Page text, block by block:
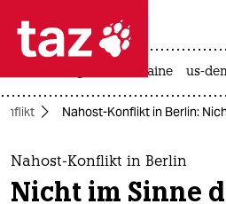
 taz zahl ich
taz zahl ich
themen
krieg in der ukraine us-
Nahost-Konflikt in Berlin:
Nahost-Konflikt in Berlin
Nicht im Sinne